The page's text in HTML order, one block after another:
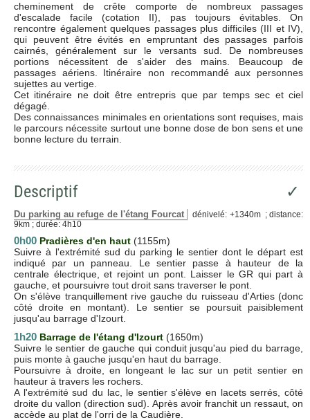
cheminement de crête comporte de nombreux passages
d'escalade facile (cotation II), pas toujours évitables. On
rencontre également quelques passages plus difficiles (III et IV),
qui peuvent être évités en empruntant des passages parfois
cairnés, généralement sur le versants sud. De nombreuses
portions nécessitent de s'aider des mains. Beaucoup de
passages aériens. Itinéraire non recommandé aux personnes
sujettes au vertige.
Cet itinéraire ne doit être entrepris que par temps sec et ciel
dégagé.
Des connaissances minimales en orientations sont requises, mais
le parcours nécessite surtout une bonne dose de bon sens et une
bonne lecture du terrain.
Descriptif ✓
Du parking au refuge de l'étang Fourcat
dénivelé: +1340m ; distance:
9km ; durée: 4h10
0h00 Pradières d'en haut (1155m)
Suivre à l'extrémité sud du parking le sentier dont le départ est
indiqué par un panneau. Le sentier passe à hauteur de la
centrale électrique, et rejoint un pont. Laisser le GR qui part à
gauche, et poursuivre tout droit sans traverser le pont.
On s'élève tranquillement rive gauche du ruisseau d'Arties (donc
côté droite en montant). Le sentier se poursuit paisiblement
jusqu'au barrage d'Izourt.
1h20 Barrage de l'étang d'Izourt (1650m)
Suivre le sentier de gauche qui conduit jusqu'au pied du barrage,
puis monte à gauche jusqu'en haut du barrage.
Poursuivre à droite, en longeant le lac sur un petit sentier en
hauteur à travers les rochers.
A l'extrémité sud du lac, le sentier s'élève en lacets serrés, côté
droite du vallon (direction sud). Après avoir franchit un ressaut, on
accède au plat de l'orri de la Caudière.